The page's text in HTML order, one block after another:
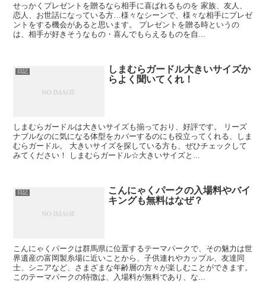
せっかくプレゼントを贈るなら相手に喜ばれるものを 家族、友人、
恋人、お世話になっている方…様々なシーンで、様々な相手にプレゼ
ントをする機会があると思います。 プレゼントを贈る時というの
は、相手が好きそうなもの・喜んでもらえるものを自...
日記
しまむらガードル大きいサイズか
らよく聞いてくれ！
しまむらガードルは大きいサイズも揃っており、好評です。 リーズ
ナブルなのに気になる体型をカバーするのにも役立ってくれる、しま
むらガードル。 大きいサイズを探している方も、ぜひチェックして
みてください！ しまむらガードル☆大きいサイズと...
日記
こんにゃくパークの入場料やバイ
キングも無料はなぜ？
こんにゃくパークは群馬県に位置するテーマパークで、その魅力は世
界遺産の富岡製糸場に近いことから、子供連れやカップル、友達同
士、シニアなど、さまざまな年齢層の方々が楽しむことができます。
このテーマパークの特徴は、入場料が無料であり、な...